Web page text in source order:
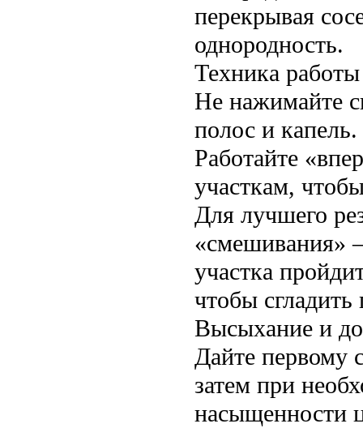
перекрывая
однородность.
Техника работы
Не нажимайте
полос и капель.
Работайте
участкам,
Для лучшего
«смешивания»
участка
чтобы
Высыхание и
Дайте первому
затем при
насыщенности